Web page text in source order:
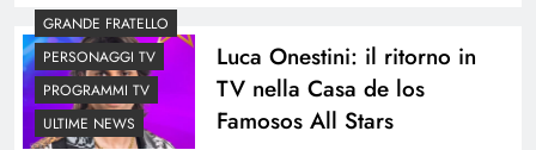
GRANDE FRATELLO
PERSONAGGI TV
PROGRAMMI TV
ULTIME NEWS
Luca Onestini: il ritorno in
TV nella Casa de los
Famosos All Stars